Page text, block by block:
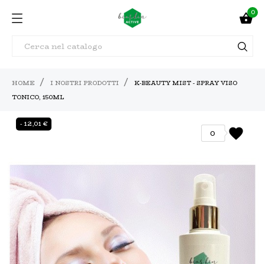
0
HOME I NOSTRI PRODOTTI
K-BEAUTY MIST - SPRAY VISO
TONICO, 150ML
favorite
0
- 12,01 €